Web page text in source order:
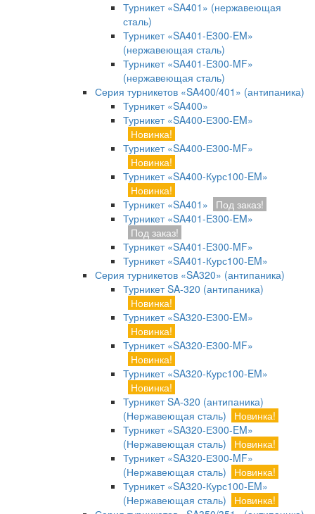
Турникет «SA401» (нержавеющая
сталь)
Турникет «SA401-E300-EM»
(нержавеющая сталь)
Турникет «SA401-E300-MF»
(нержавеющая сталь)
Серия турникетов «SA400/401» (антипаника)
Турникет «SA400»
Турникет «SA400-Е300-EM»
Новинка!
Турникет «SA400-Е300-MF»
Новинка!
Турникет «SA400-Курс100-EM»
Новинка!
Турникет «SA401»
Под заказ!
Турникет «SA401-E300-EM»
Под заказ!
Турникет «SA401-E300-MF»
Турникет «SA401-Курс100-EM»
Серия турникетов «SA320» (антипаника)
Турникет SA-320 (антипаника)
Новинка!
Турникет «SA320-Е300-EM»
Новинка!
Турникет «SA320-Е300-MF»
Новинка!
Турникет «SA320-Курс100-EM»
Новинка!
Турникет SA-320 (антипаника)
(Нержавеющая сталь)
Новинка!
Турникет «SA320-Е300-EM»
(Нержавеющая сталь)
Новинка!
Турникет «SA320-Е300-MF»
(Нержавеющая сталь)
Новинка!
Турникет «SA320-Курс100-EM»
(Нержавеющая сталь)
Новинка!